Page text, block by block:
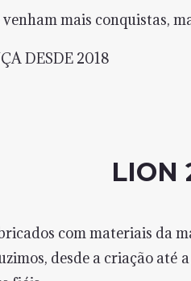
mais conquistas,
DESDE 2018
LION
com materiais da
desde a criação até